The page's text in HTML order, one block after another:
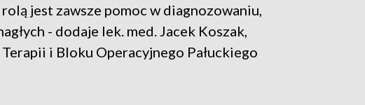
jest zawsze pomoc w diagnozowaniu,
- dodaje lek. med. Jacek Koszak,
i Bloku Operacyjnego Pałuckiego